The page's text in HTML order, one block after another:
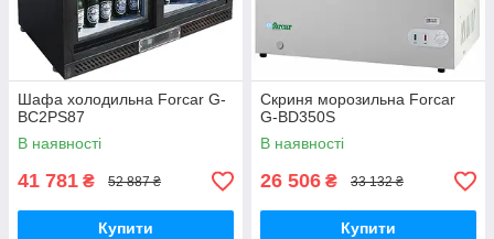
Шафа холодильна Forcar G-
BC2PS87
В наявності
41 781 ₴ 52 887 ₴
Купити
Скриня морозильна Forcar
G-BD350S
В наявності
26 506 ₴ 33 132 ₴
Купити